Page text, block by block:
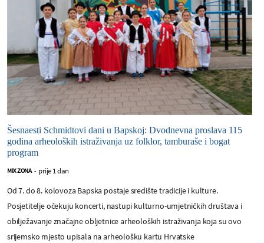
Šesnaesti Schmidtovi dani u Bapskoj: Dvodnevna proslava 115
godina arheoloških istraživanja uz folklor, tamburaše i bogat
program
MIX ZONA - prije 1 dan
Od 7. do 8. kolovoza Bapska postaje središte tradicije i kulture.
Posjetitelje očekuju koncerti, nastupi kulturno-umjetničkih društava i
obilježavanje značajne obljetnice arheoloških istraživanja koja su ovo
srijemsko mjesto upisala na arheološku kartu Hrvatske